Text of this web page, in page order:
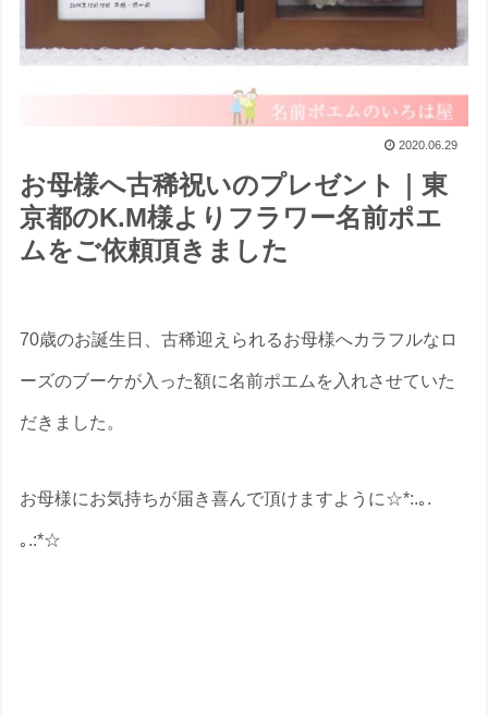
2020.06.29
お母様へ古稀祝いのプレゼント｜東
京都のK.M様よりフラワー名前ポエ
ムをご依頼頂きました
70歳のお誕生日、古稀迎えられるお母様へカラフルなロ
ーズのブーケが入った額に名前ポエムを入れさせていた
だきました。
お母様にお気持ちが届き喜んで頂けますように☆*:.｡.
｡.:*☆